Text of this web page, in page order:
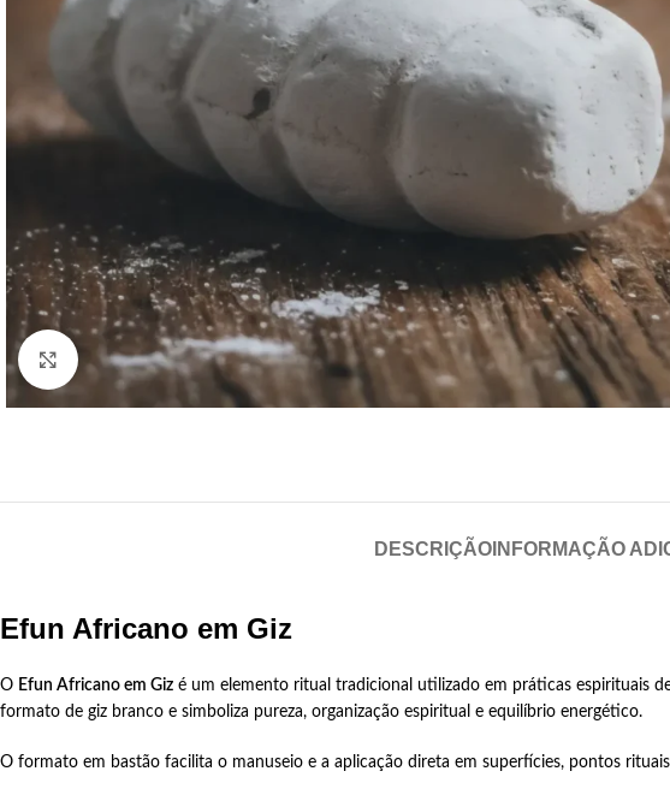
Click to enlarge
DESCRIÇÃOINFORMAÇÃO
Efun
O Efun Africano em Giz é um elemento ritual tradicional utilizado em práticas espirituais
formato de giz branco e simboliza pureza, organização espiritual e equilíbrio energético.
O formato em bastão facilita o manuseio e a aplicação direta em superfícies, pontos